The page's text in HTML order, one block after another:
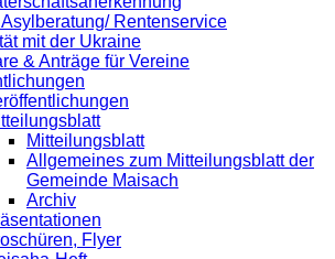
Rentenservice
mit der Ukraine
& Anträge für Vereine
Mitteilungsblatt
Allgemeines zum Mitteilungsblatt der
Gemeinde Maisach
Archiv
Flyer